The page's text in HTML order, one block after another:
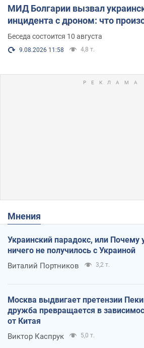
МИД Болгарии вызвал
инцидента с дроном: что
Беседа состоится 10 августа
9.08.2026 11:58 4,8 т.
Мнения
Украинский парадокс, или Почему
ничего не получилось с Украиной
Виталий Портников 3,2 т.
Москва выдвигает претензии
дружба превращается в
от Китая
Виктор Каспрук 5,0 т.